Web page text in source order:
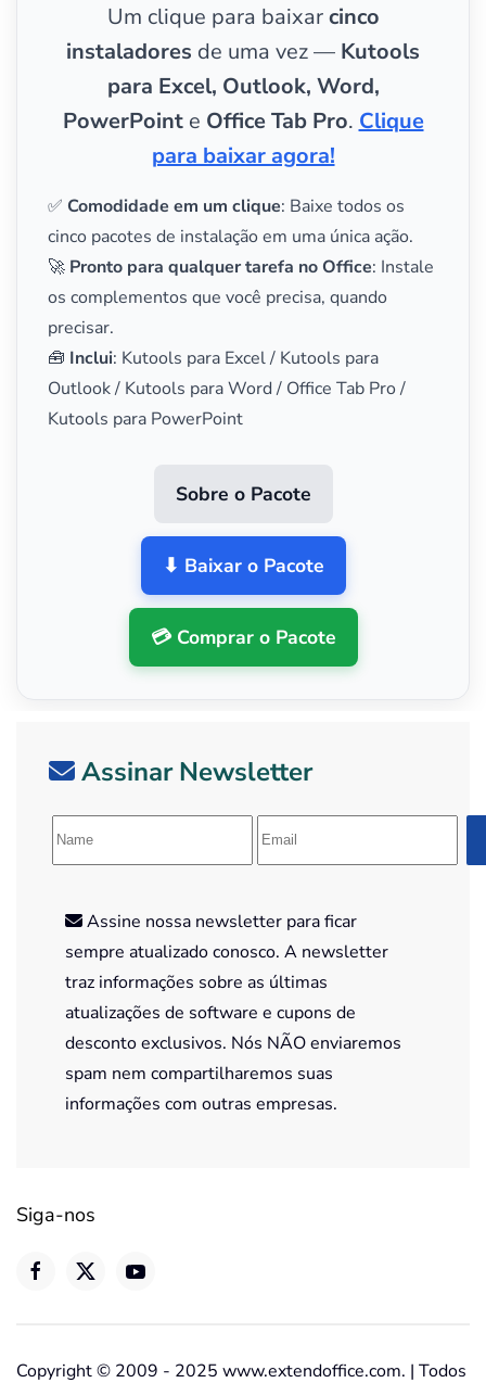
Um clique para baixarcinco
instaladores de uma vez — Kutools
para Excel, Outlook, Word,
PowerPointe Office Tab Pro. Clique
para baixar agora!
✅ Comodidade em um clique: Baixe todos os
cinco pacotes de instalação em uma única ação.
🚀 Pronto para qualquer tarefa no Office: Instale
os complementos que você precisa, quando
precisar.
🧰 Inclui: Kutools para Excel / Kutools para
Outlook / Kutools para Word / Office Tab Pro /
Kutools para PowerPoint
Sobre o Pacote
⬇ Baixar o Pacote
💳 Comprar o Pacote
Assinar Newsletter
Assine nossa newsletter para ficar
sempre atualizado conosco. A newsletter
traz informações sobre as últimas
atualizações de software e cupons de
desconto exclusivos. Nós NÃO enviaremos
spam nem compartilharemos suas
informações com outras empresas.
Siga-nos
Copyright © 2009 - 2025 www.extendoffice.com. | Todos